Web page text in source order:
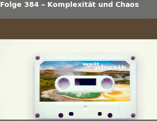
Folge 384 – Komplexität und Chaos